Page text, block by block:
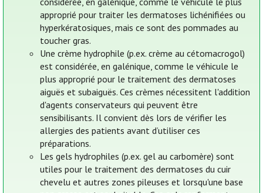
approprié pour traiter les dermatoses lichénifiées ou
hyperkératosiques, mais ce sont des pommades au
toucher gras.
Une crème hydrophile (p.ex. crème au cétomacrogol)
est considérée, en galénique, comme le véhicule le
plus approprié pour le traitement des dermatoses
aiguës et subaiguës. Ces crèmes nécessitent l'addition
d'agents conservateurs qui peuvent être
sensibilisants. Il convient dès lors de vérifier les
allergies des patients avant d’utiliser ces
préparations.
Les gels hydrophiles (p.ex. gel au carbomère) sont
utiles pour le traitement des dermatoses du cuir
chevelu et autres zones pileuses et lorsqu'une base